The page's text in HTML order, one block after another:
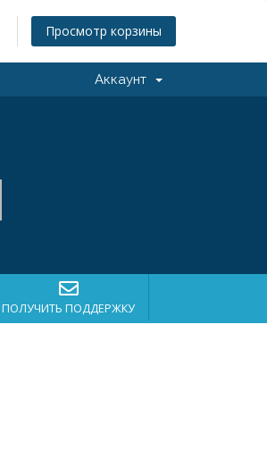
Просмотр корзины
Аккаунт
ПОЛУЧИТЬ ПОДДЕРЖКУ